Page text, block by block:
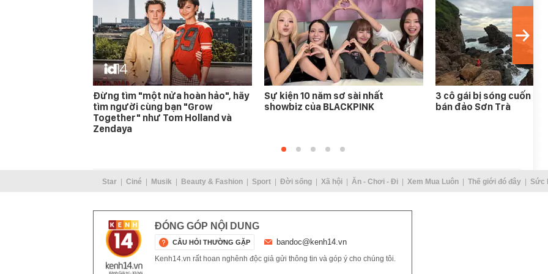
Đừng tìm "một nửa hoàn hảo", hãy
tìm người cùng bạn "Grow
Together" như Tom Holland và
Zendaya
Sự kiện 10 năm sơ sài nhất
showbiz của BLACKPINK
3 cô gái bị sóng cuốn
bán đảo Sơn Trà
Star Ciné Musik Beauty & Fashion Sport Đời sống Xã hội Ăn - Chơi - Đi Xem Mua Luôn Thế giới đó đây Sức
ĐÓNG GÓP NỘI DUNG
CÂU HỎI THƯỜNG GẶP bandoc@kenh14.vn
Kenh14.vn rất hoan nghênh độc giả gửi thông tin và góp ý cho chúng tôi.